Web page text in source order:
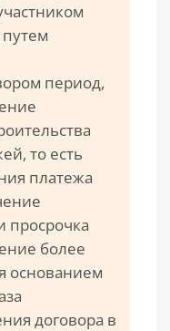
путем
период,
то есть
платежа
просрочка
более
основанием
договора в